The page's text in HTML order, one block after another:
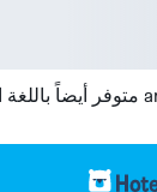
متوفر أيضاً باللغة